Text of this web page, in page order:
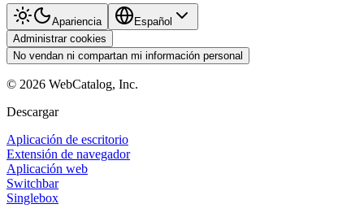
Apariencia
Español
Administrar cookies
No vendan ni compartan mi información personal
© 2026 WebCatalog, Inc.
Descargar
Aplicación de escritorio
Extensión de navegador
Aplicación web
Switchbar
Singlebox